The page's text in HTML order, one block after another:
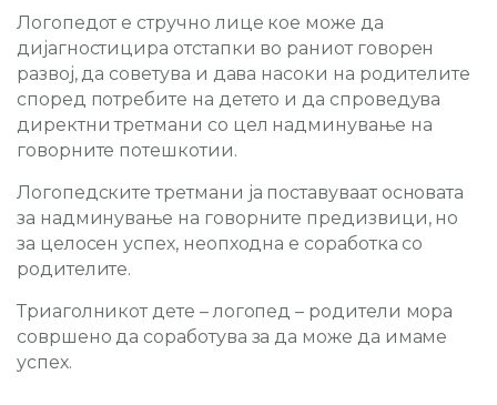
Логопедот е стручно лице кое може да
дијагностицира отстапки во раниот говорен
развој, да советува и дава насоки на родителите
според потребите на детето и да спроведува
директни третмани со цел надминување на
говорните потешкотии.
Логопедските третмани ја поставуваат основата
за надминување на говорните предизвици, но
за целосен успех, неопходна е соработка со
родителите.
Триаголникот дете – логопед – родители мора
совршено да соработува за да може да имаме
успех.